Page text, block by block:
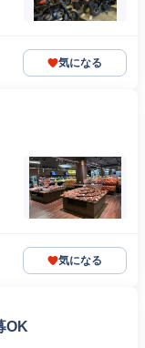
気になる
気になる
OK